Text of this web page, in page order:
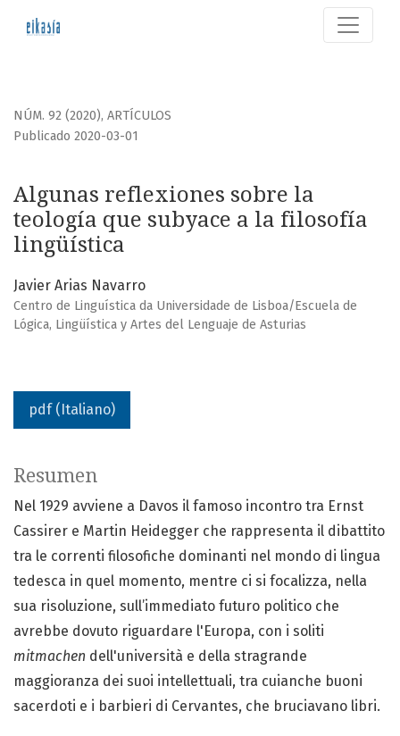
Algunas reflexiones sobre la teología que subyace a la
NÚM. 92 (2020), ARTÍCULOS
Algunas reflexiones sobre la
teología que subyace a la filosofía
lingüística
Publicado 2020-03-01
Javier Arias Navarro
Centro de Linguística da Universidade de Lisboa/Escuela de
Lógica, Lingüística y Artes del Lenguaje de Asturias
pdf (Italiano)
Resumen
Nel 1929 avviene a Davos il famoso incontro tra Ernst
Cassirer e Martin Heidegger che rappresenta il dibattito
tra le correnti filosofiche dominanti nel mondo di lingua
tedesca in quel momento, mentre ci si focalizza, nella
sua risoluzione, sull’immediato futuro politico che
avrebbe dovuto riguardare l'Europa, con i soliti
mitmachen dell'università e della stragrande
maggioranza dei suoi intellettuali, tra cuianche buoni
sacerdoti e i barbieri di Cervantes, che bruciavano libri.